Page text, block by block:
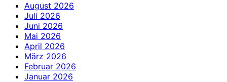
August 2026
Juli 2026
Juni 2026
Mai 2026
April 2026
März 2026
Februar 2026
Januar 2026